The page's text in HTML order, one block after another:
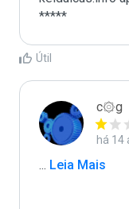
*****
Útil
c۞g
há 14
... Leia Mais